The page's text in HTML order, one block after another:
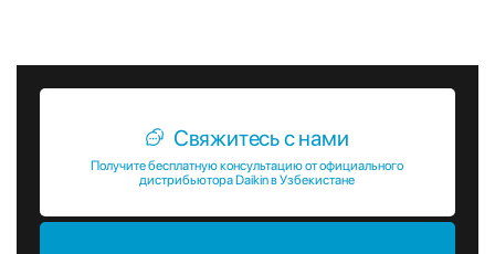
Свяжитесь с нами
Получите бесплатную консультацию от официального
дистрибьютора Daikin в Узбекистане